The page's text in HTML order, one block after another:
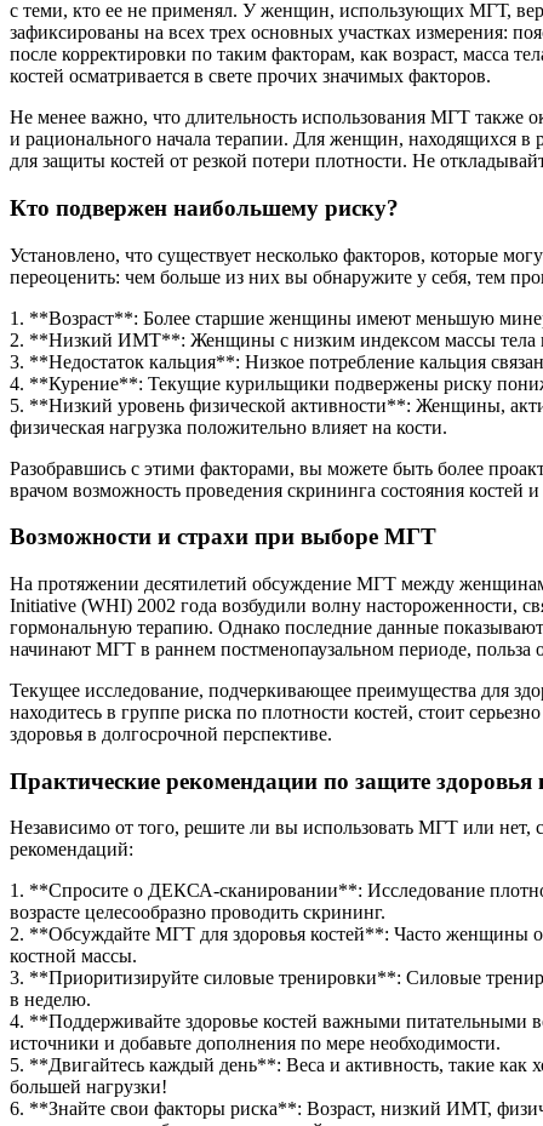
с теми, кто ее не применял. У женщин, использующих МГТ,
зафиксированы на всех трех основных участках измерения:
после корректировки по таким факторам, как возраст, масса
костей осматривается в свете прочих значимых факторов.
Не менее важно, что длительность использования МГТ также
и рационального начала терапии. Для женщин, находящихся
для защиты костей от резкой потери плотности. Не
Кто подвержен наибольшему риску?
Установлено, что существует несколько факторов, которые
переоценить: чем больше из них вы обнаружите у себя, тем
1. **Возраст**: Более старшие женщины имеют меньшую
2. **Низкий ИМТ**: Женщины с низким индексом массы тела
3. **Недостаток кальция**: Низкое потребление кальция
4. **Курение**: Текущие курильщики подвержены риску
5. **Низкий уровень физической активности**: Женщины,
физическая нагрузка положительно влияет на кости.
Разобравшись с этими факторами, вы можете быть более
врачом возможность проведения скрининга состояния костей
Возможности и страхи при выборе МГТ
На протяжении десятилетий обсуждение МГТ между
Initiative (WHI) 2002 года возбудили волну настороженности,
гормональную терапию. Однако последние данные
начинают МГТ в раннем постменопаузальном периоде, польза
Текущее исследование, подчеркивающее преимущества для
находитесь в группе риска по плотности костей, стоит
здоровья в долгосрочной перспективе.
Практические рекомендации по защите здоровья
Независимо от того, решите ли вы использовать МГТ или
рекомендаций:
1. **Спросите о ДЕКСА-сканировании**: Исследование
возрасте целесообразно проводить скрининг.
2. **Обсуждайте МГТ для здоровья костей**: Часто женщины
костной массы.
3. **Приоритизируйте силовые тренировки**: Силовые
в неделю.
4. **Поддерживайте здоровье костей важными
источники и добавьте дополнения по мере необходимости.
5. **Двигайтесь каждый день**: Веса и активность, такие как
большей нагрузки!
6. **Знайте свои факторы риска**: Возраст, низкий ИМТ,